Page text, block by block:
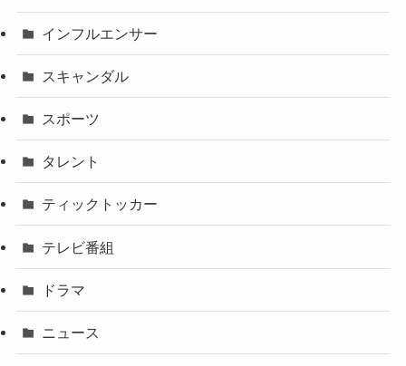
インフルエンサー
スキャンダル
スポーツ
タレント
ティックトッカー
テレビ番組
ドラマ
ニュース